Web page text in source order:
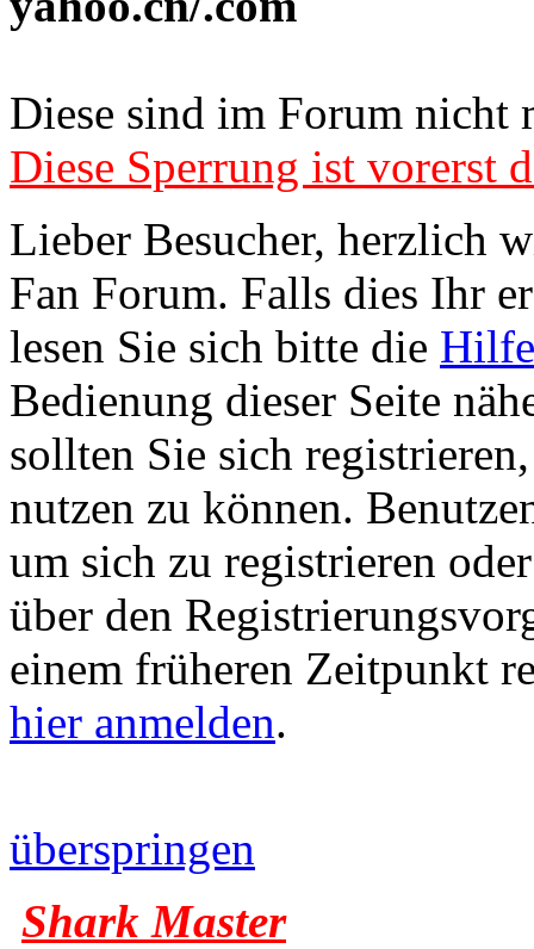
Diese sind im Forum nicht
Diese Sperrung ist vorerst
Lieber Besucher, herzlich
Fan Forum. Falls dies Ihr
lesen Sie sich bitte die Hilfe
Bedienung dieser Seite
sollten Sie sich
nutzen zu können.
um sich zu registrieren
über den
einem früheren Zeitpunkt
hier anmelden.
überspringen
Shark Master